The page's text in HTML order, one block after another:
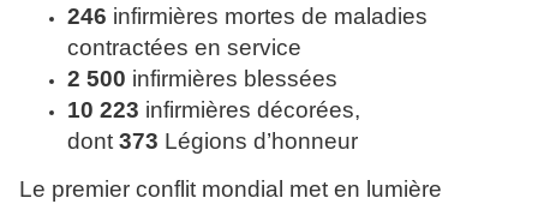
246 infirmières mortes de maladies
contractées en service
2 500 infirmières blessées
10 223 infirmières décorées,
dont 373 Légions d’honneur
Le premier conflit mondial met en lumière